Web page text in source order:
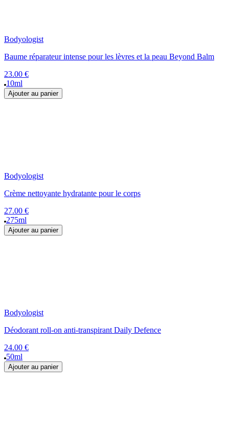
Bodyologist
Baume réparateur intense pour les lèvres et la peau Beyond Balm
23.00 €
10ml
Ajouter au panier
Bodyologist
Crème nettoyante hydratante pour le corps
27.00 €
275ml
Ajouter au panier
Bodyologist
Déodorant roll-on anti-transpirant Daily Defence
24.00 €
50ml
Ajouter au panier